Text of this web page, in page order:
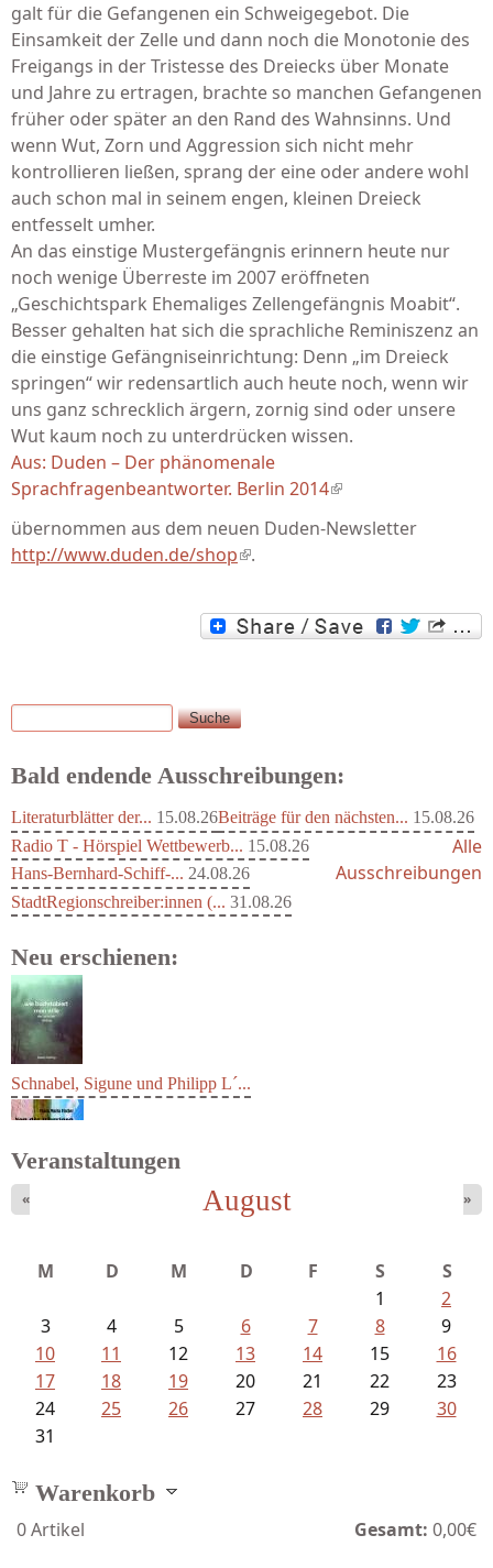
galt für die Gefangenen ein Schweigegebot. Die
Einsamkeit der Zelle und dann noch die Monotonie des
Freigangs in der Tristesse des Dreiecks über Monate
und Jahre zu ertragen, brachte so manchen Gefangenen
früher oder später an den Rand des Wahnsinns. Und
wenn Wut, Zorn und Aggression sich nicht mehr
kontrollieren ließen, sprang der eine oder andere wohl
auch schon mal in seinem engen, kleinen Dreieck
entfesselt umher.
An das einstige Mustergefängnis erinnern heute nur
noch wenige Überreste im 2007 eröffneten
„Geschichtspark Ehemaliges Zellengefängnis Moabit“.
Besser gehalten hat sich die sprachliche Reminiszenz an
die einstige Gefängniseinrichtung: Denn „im Dreieck
springen“ wir redensartlich auch heute noch, wenn wir
uns ganz schrecklich ärgern, zornig sind oder unsere
Wut kaum noch zu unterdrücken wissen.
Aus: Duden – Der phänomenale
Sprachfragenbeantworter. Berlin 2014(link is external)
übernommen aus dem neuen Duden-Newsletter
http://www.duden.de/shop(link is external)
.
Suchformular
Suche
Bald endende Ausschreibungen:
Literaturblätter der... 15.08.26Beiträge für den nächsten... 15.08.26
Radio T - Hörspiel Wettbewerb... 15.08.26
Hans-Bernhard-Schiff-... 24.08.26
StadtRegionschreiber:innen (... 31.08.26
Alle
Ausschreibungen
Neu erschienen:
Schnabel, Sigune und Philipp L´...
Veranstaltungen
August
« »
M D M D F S
S
1
2
3
4 5 6 7 8
9
10
11 12 13 14 15
16
17
18 19 20 21 22
23
24
25 26 27 28 29
30
31
Warenkorb
0Artikel Gesamt: 0,00€